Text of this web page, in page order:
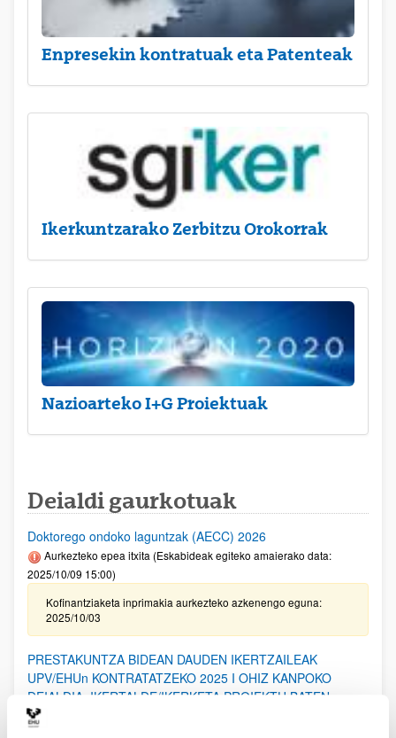
Enpresekin kontratuak eta Patenteak
Ikerkuntzarako Zerbitzu Orokorrak
Nazioarteko I+G Proiektuak
Deialdi gaurkotuak
Doktorego ondoko laguntzak (AECC) 2026
Aurkezteko epea itxita (Eskabideak egiteko amaierako data:
2025/10/09 15:00)
Kofinantziaketa inprimakia aurkezteko azkenengo eguna:
2025/10/03
PRESTAKUNTZA BIDEAN DAUDEN IKERTZAILEAK
UPV/EHUn KONTRATATZEKO 2025 I OHIZ KANPOKO
DEIALDIA, IKERTALDE/IKERKETA PROIEKTU BATEN
BALIABIDE PROPIOEKIN FINANTZATURIK